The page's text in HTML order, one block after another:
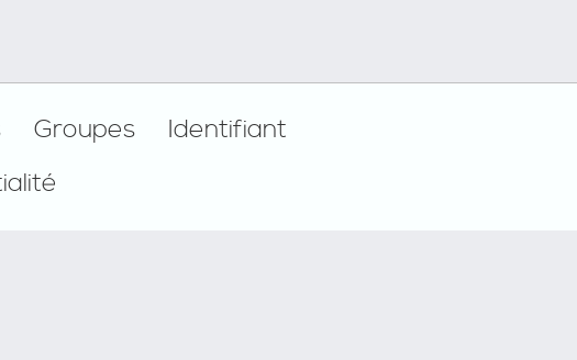
Groupes
Identifiant